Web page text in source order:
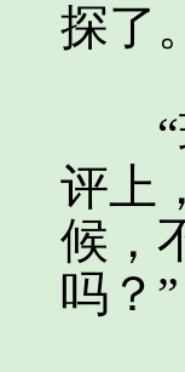
探了。
“现
评上
候，
吗？”